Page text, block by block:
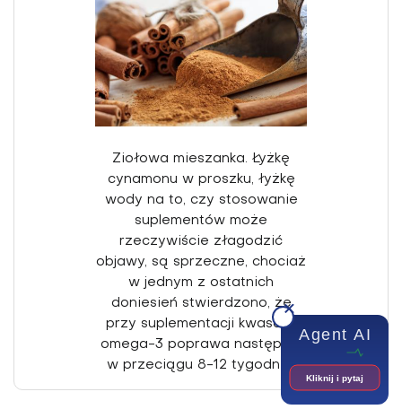
Ziołowa mieszanka. Łyżkę
cynamonu w prosz­ku, łyżkę
wody na to, czy stosowanie
suplementów może
rzeczywiście złago­dzić
objawy, są sprzecz­ne, chociaż
w jednym z ostatnich
doniesień stwierdzono, że
przy su­plementacji kwasami
ome­ga-3 poprawa następuje
w przeciągu 8-12 tygodni
.
Agent AI
Kliknij i pytaj